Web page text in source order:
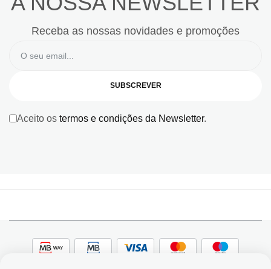
Receba as nossas novidades e promoções
SUBSCREVER
Aceito os termos e condições da Newsletter.